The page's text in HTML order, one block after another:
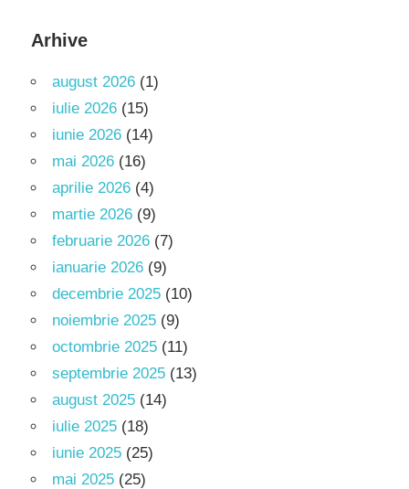
Arhive
august 2026 (1)
iulie 2026 (15)
iunie 2026 (14)
mai 2026 (16)
aprilie 2026 (4)
martie 2026 (9)
februarie 2026 (7)
ianuarie 2026 (9)
decembrie 2025 (10)
noiembrie 2025 (9)
octombrie 2025 (11)
septembrie 2025 (13)
august 2025 (14)
iulie 2025 (18)
iunie 2025 (25)
mai 2025 (25)